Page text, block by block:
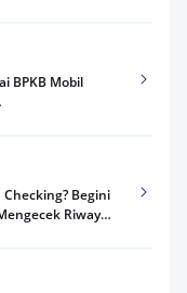
BPKB Mobil
Checking? Begini
Riwayat